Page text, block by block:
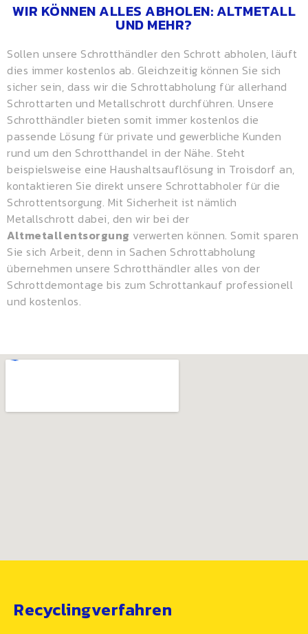
WIR KÖNNEN ALLES ABHOLEN: ALTMETALL
UND MEHR?
Sollen unsere Schrotthändler den Schrott abholen, läuft
dies immer kostenlos ab. Gleichzeitig können Sie sich
sicher sein, dass wir die Schrottabholung für allerhand
Schrottarten und Metallschrott durchführen. Unsere
Schrotthändler bieten somit immer kostenlos die
passende Lösung für private und gewerbliche Kunden
rund um den Schrotthandel in der Nähe. Steht
beispielsweise eine Haushaltsauflösung in Troisdorf an,
kontaktieren Sie direkt unsere Schrottabholer für die
Schrottentsorgung. Mit Sicherheit ist nämlich
Metallschrott dabei, den wir bei der
Altmetallentsorgung verwerten können. Somit sparen
Sie sich Arbeit, denn in Sachen Schrottabholung
übernehmen unsere Schrotthändler alles von der
Schrottdemontage bis zum Schrottankauf professionell
und kostenlos.
Recyclingverfahren